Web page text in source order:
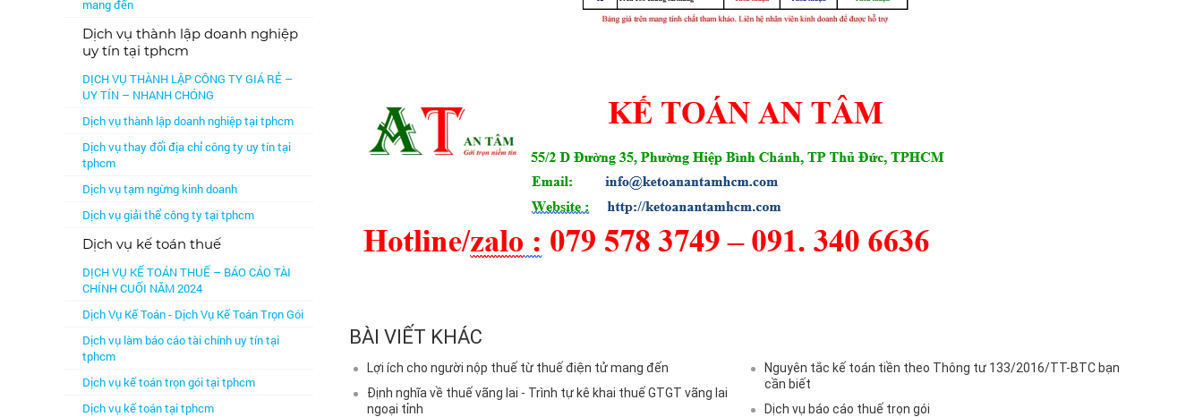
mang đến
Dịch vụ thành lập doanh nghiệp
uy tín tại tphcm
DỊCH VỤ THÀNH LẬP CÔNG TY GIÁ RẺ –
UY TÍN – NHANH CHÓNG
Dịch vụ thành lập doanh nghiệp tại tphcm
Dịch vụ thay đổi địa chỉ công ty uy tín tại
tphcm
Dịch vụ tạm ngừng kinh doanh
Dịch vụ giải thể công ty tại tphcm
Dịch vụ kế toán thuế
DỊCH VỤ KẾ TOÁN THUẾ – BÁO CÁO TÀI
CHÍNH CUỐI NĂM 2024
Dịch Vụ Kế Toán - Dịch Vụ Kế Toán Trọn Gói
Dịch vụ làm báo cáo tài chính uy tín tại
tphcm
Dịch vụ kế toán trọn gói tại tphcm
Dịch vụ kế toán tại tphcm
BÀI VIẾT KHÁC
Lợi ích cho người nộp thuế từ thuế điện tử mang đến
Nguyên tắc kế toán tiền theo Thông tư 133/2016/TT-BTC bạn
cần biết
Định nghĩa về thuế vãng lai - Trình tự kê khai thuế GTGT vãng lai
ngoại tỉnh
Dịch vụ báo cáo thuế trọn gói